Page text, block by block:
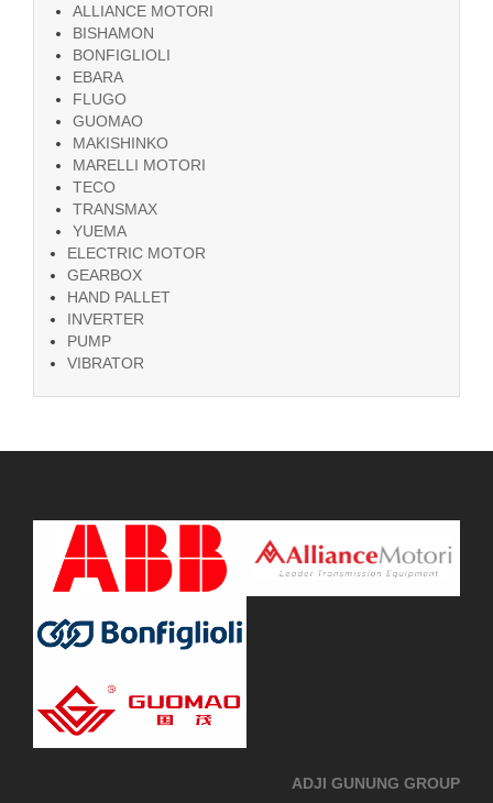
ALLIANCE MOTORI
BISHAMON
BONFIGLIOLI
EBARA
FLUGO
GUOMAO
MAKISHINKO
MARELLI MOTORI
TECO
TRANSMAX
YUEMA
ELECTRIC MOTOR
GEARBOX
HAND PALLET
INVERTER
PUMP
VIBRATOR
ADJI GUNUNG GROUP